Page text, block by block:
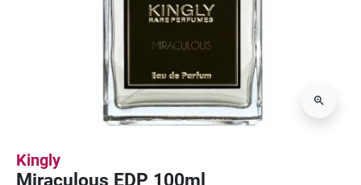
Kingly
Miraculous EDP 100ml